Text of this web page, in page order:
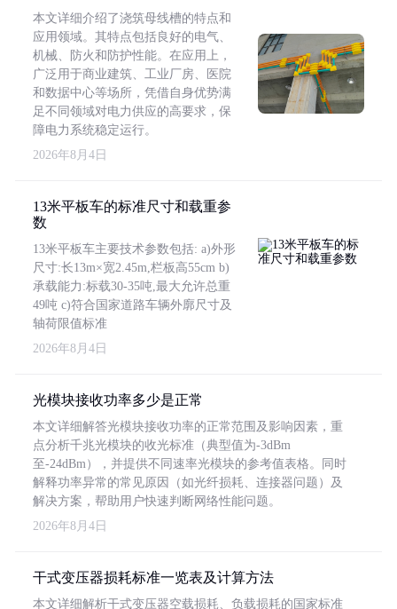
本文详细介绍了浇筑母线槽的特点和
应用领域。其特点包括良好的电气、
机械、防火和防护性能。在应用上，
广泛用于商业建筑、工业厂房、医院
和数据中心等场所，凭借自身优势满
足不同领域对电力供应的高要求，保
障电力系统稳定运行。
2026年8月4日
13米平板车的标准尺寸和载重参
数
13米平板车主要技术参数包括: a)外形
尺寸:长13m×宽2.45m,栏板高55cm b)
承载能力:标载30-35吨,最大允许总重
49吨 c)符合国家道路车辆外廓尺寸及
轴荷限值标准
2026年8月4日
光模块接收功率多少是正常
本文详细解答光模块接收功率的正常范围及影响因素，重
点分析千兆光模块的收光标准（典型值为-3dBm
至-24dBm），并提供不同速率光模块的参考值表格。同时
解释功率异常的常见原因（如光纤损耗、连接器问题）及
解决方案，帮助用户快速判断网络性能问题。
2026年8月4日
干式变压器损耗标准一览表及计算方法
本文详细解析干式变压器空载损耗、负载损耗的国家标准